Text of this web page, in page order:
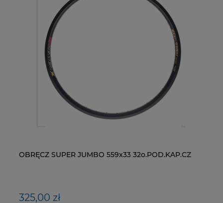
OBRĘCZ SUPER JUMBO 559x33 32o.POD.KAP.CZ
325,00 zł
ŁAŃCUCH KMC X9-93- 116 ogniw / 9- rzędowy +
40,00 zł